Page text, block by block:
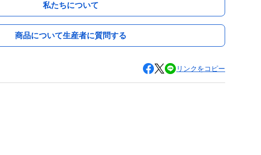
私たちについて
商品について生産者に質問する
リンクをコピー